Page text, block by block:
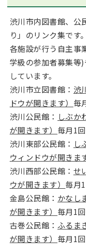
渋川市内図書館、公
り」のリンク集です。
各施設が行う自主事
学級の参加者募集等
しています。
渋川市立図書館： 渋
ドウが開きます） 毎
渋川公民館： しぶか
が開きます） 毎月1
渋川東部公民館： し
ウィンドウが開きま
渋川西部公民館： せ
ウが開きます） 毎月
金島公民館： かなし
が開きます） 毎月1
古巻公民館： ふるま
が開きます） 毎月1